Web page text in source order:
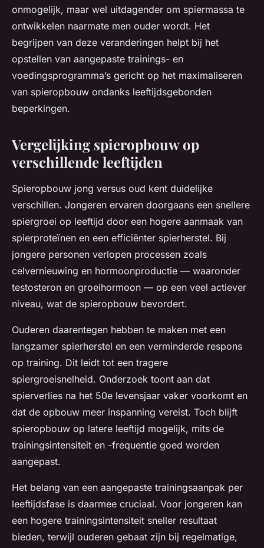
onmogelijk, maar wel uitdagender om spiermassa te
ontwikkelen naarmate men ouder wordt. Het
begrijpen van deze veranderingen helpt bij het
opstellen van aangepaste trainings- en
voedingsprogramma’s gericht op het maximaliseren
van spieropbouw ondanks leeftijdsgebonden
beperkingen.
Vergelijking spieropbouw op
verschillende leeftijden
Spieropbouw jong versus oud kent duidelijke
verschillen. Jongeren ervaren doorgaans een snellere
spiergroei op leeftijd door een hogere aanmaak van
spierproteïnen en een efficiënter spierherstel. Bij
jongere personen verlopen processen zoals
celvernieuwing en hormoonproductie — waaronder
testosteron en groeihormoon — op een veel actiever
niveau, wat de spieropbouw bevordert.
Ouderen daarentegen hebben te maken met een
langzamer spierherstel en een verminderde respons
op training. Dit leidt tot een tragere
spiergroeisnelheid. Onderzoek toont aan dat
spierverlies na het 50e levensjaar vaker voorkomt en
dat de opbouw meer inspanning vereist. Toch blijft
spieropbouw op latere leeftijd mogelijk, mits de
trainingsintensiteit en -frequentie goed worden
aangepast.
Het belang van een aangepaste trainingsaanpak per
leeftijdsfase is daarmee cruciaal. Voor jongeren kan
een hogere trainingsintensiteit sneller resultaat
bieden, terwijl ouderen gebaat zijn bij regelmatige,